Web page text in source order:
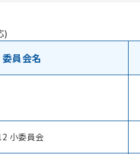
)
委員会名
小委員会